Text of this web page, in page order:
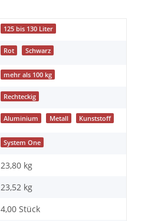
125 bis 130 Liter
Rot Schwarz
mehr als 100 kg
Rechteckig
Aluminium Metall Kunststoff
System One
23,80 kg
23,52 kg
4,00 Stück